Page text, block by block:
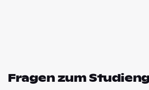
Fragen zum